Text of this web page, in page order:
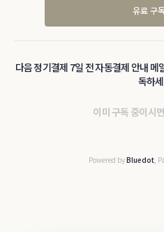
유료 구
다음 정기결제 7일 전 자동결제 안내
독하
이미 구독 중이시면
Powered byBluedot,